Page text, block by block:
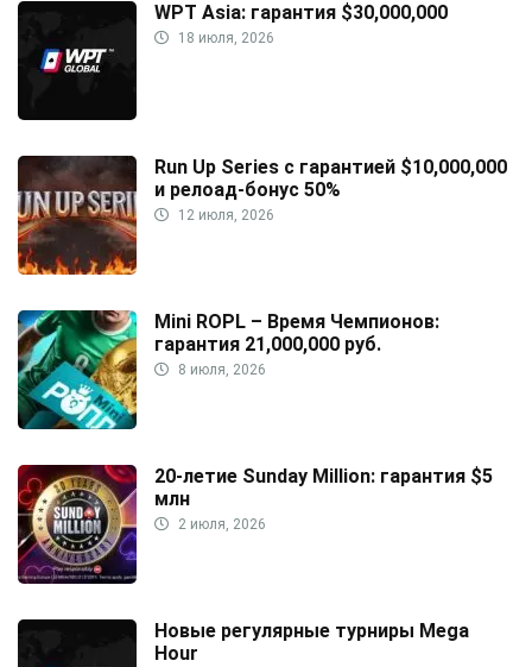
WPT Asia: гарантия $30,000,000
18 июля, 2026
Run Up Series с гарантией $10,000,000
и релоад-бонус 50%
12 июля, 2026
Mini ROPL – Время Чемпионов:
гарантия 21,000,000 руб.
8 июля, 2026
20-летие Sunday Million: гарантия $5
млн
2 июля, 2026
Новые регулярные турниры Mega
Hour